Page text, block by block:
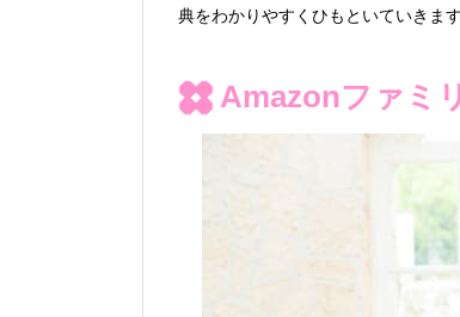
典をわかりやすくひもといていきます
Amazonファミ